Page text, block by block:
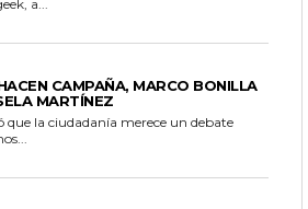
a...
CAMPAÑA, MARCO BONILLA
MARTÍNEZ